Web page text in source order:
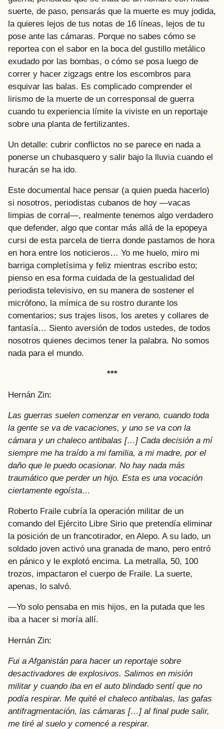
suerte, de paso, pensarás que la muerte es muy jodida,
la quieres lejos de tus notas de 16 líneas, lejos de tu
pose ante las cámaras. Porque no sabes cómo se
reportea con el sabor en la boca del gustillo metálico
exudado por las bombas, o cómo se posa luego de
correr y hacer zigzags entre los escombros para
esquivar las balas. Es complicado comprender el
lirismo de la muerte de un corresponsal de guerra
cuando tu experiencia límite la viviste en un reportaje
sobre una planta de fertilizantes.
Un detalle: cubrir conflictos no se parece en nada a
ponerse un chubasquero y salir bajo la lluvia cuando el
huracán se ha ido.
Este documental hace pensar (a quien pueda hacerlo)
si nosotros, periodistas cubanos de hoy —vacas
limpias de corral—, realmente tenemos algo verdadero
que defender, algo que contar más allá de la epopeya
cursi de esta parcela de tierra donde pastamos de hora
en hora entre los noticieros… Yo me huelo, miro mi
barriga completísima y feliz mientras escribo esto;
pienso en esa forma cuidada de la gestualidad del
periodista televisivo, en su manera de sostener el
micrófono, la mímica de su rostro durante los
comentarios; sus trajes lisos, los aretes y collares de
fantasía… Siento aversión de todos ustedes, de todos
nosotros quienes decimos tener la palabra. No somos
nada para el mundo.
***
Hernán Zin:
Las guerras suelen comenzar en verano, cuando toda
la gente se va de vacaciones, y uno se va con la
cámara y un chaleco antibalas […] Cada decisión a mí
siempre me ha traído a mi familia, a mi madre, por el
daño que le puedo ocasionar. No hay nada más
traumático que perder un hijo. Esta es una vocación
ciertamente egoísta…
Roberto Fraile cubría la operación militar de un
comando del Ejército Libre Sirio que pretendía eliminar
la posición de un francotirador, en Alepo. A su lado, un
soldado joven activó una granada de mano, pero entró
en pánico y le explotó encima. La metralla, 50, 100
trozos, impactaron el cuerpo de Fraile. La suerte,
apenas, lo salvó.
—Yo solo pensaba en mis hijos, en la putada que les
iba a hacer si moría allí.
Hernán Zin:
Fui a Afganistán para hacer un reportaje sobre
desactivadores de explosivos. Salimos en misión
militar y cuando iba en el auto blindado sentí que no
podía respirar. Me quité el chaleco antibalas, las gafas
antifragmentación, las cámaras […] al final pude salir,
me tiré al suelo y comencé a respirar.